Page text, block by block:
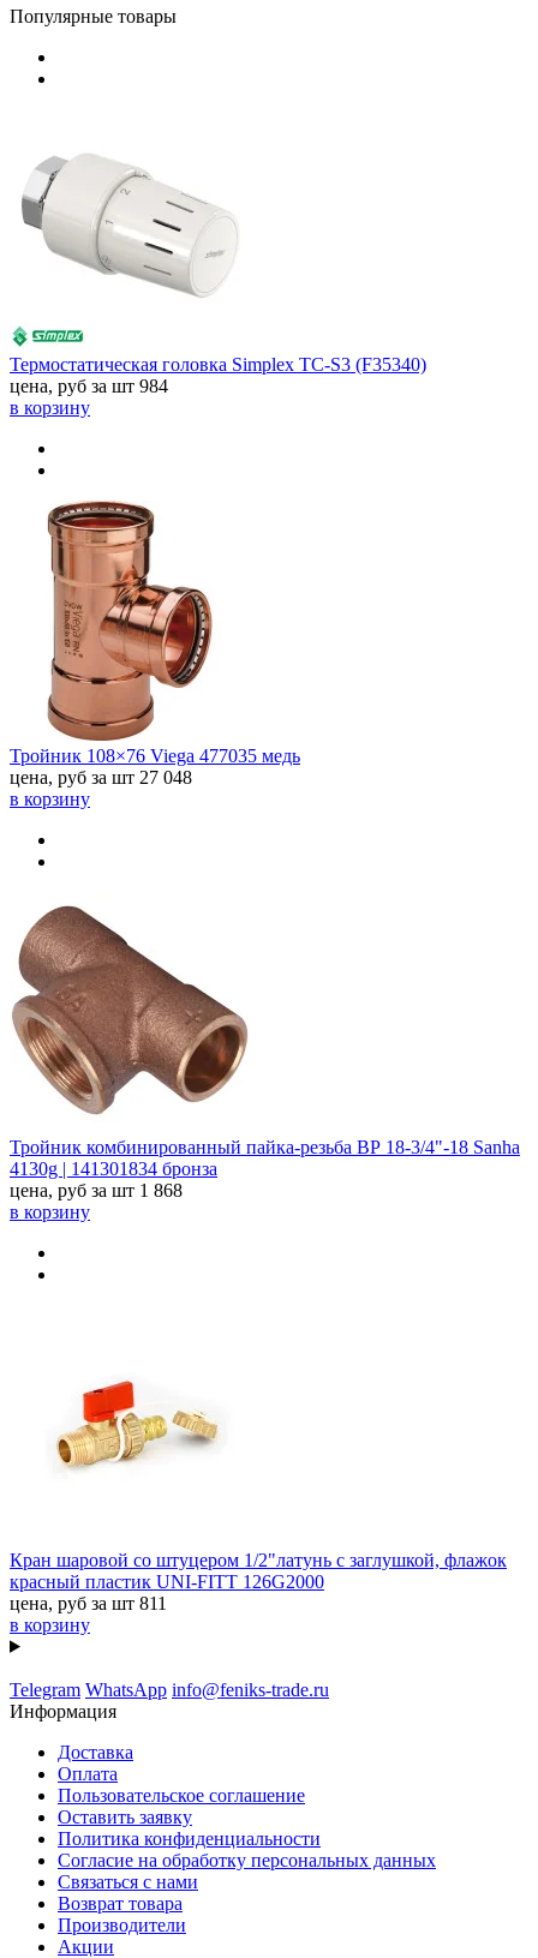
Популярные товары
Термостатическая головка Simplex TC‑S3 (F35340)
цена, руб за шт 984
в корзину
Тройник 108×76 Viega 477035 медь
цена, руб за шт 27 048
в корзину
Тройник комбинированный пайка-резьба ВР 18-3/4"-18 Sanha
4130g | 141301834 бронза
цена, руб за шт 1 868
в корзину
Кран шаровой со штуцером 1/2"латунь с заглушкой, флажок
красный пластик UNI-FITT 126G2000
цена, руб за шт 811
в корзину
Telegram WhatsApp info@feniks-trade.ru
Информация
Доставка
Оплата
Пользовательское соглашение
Оставить заявку
Политика конфиденциальности
Согласие на обработку персональных данных
Связаться с нами
Возврат товара
Производители
Акции